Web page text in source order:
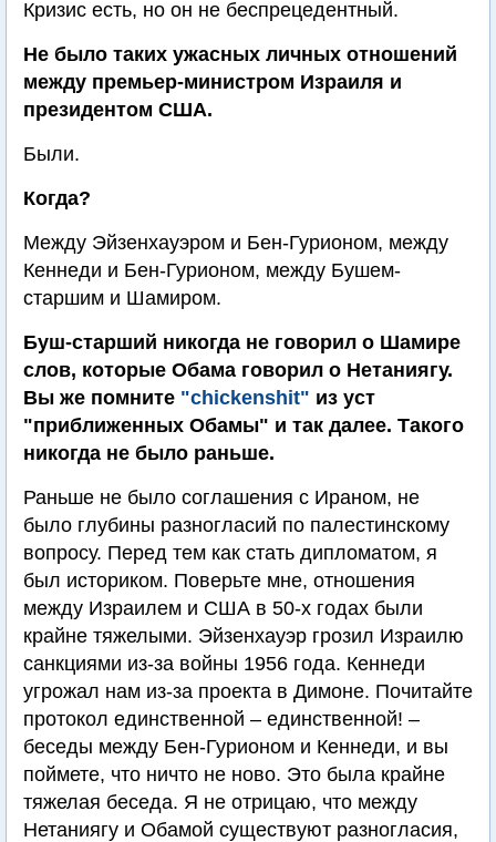
Кризис есть, но он не беспрецедентный.
Не было таких ужасных личных отношений
между премьер-министром Израиля и
президентом США.
Были.
Когда?
Между Эйзенхауэром и Бен-Гурионом, между
Кеннеди и Бен-Гурионом, между Бушем-
старшим и Шамиром.
Буш-старший никогда не говорил о Шамире
слов, которые Обама говорил о Нетаниягу.
Вы же помните "chickenshit" из уст
"приближенных Обамы" и так далее. Такого
никогда не было раньше.
Раньше не было соглашения с Ираном, не
было глубины разногласий по палестинскому
вопросу. Перед тем как стать дипломатом, я
был историком. Поверьте мне, отношения
между Израилем и США в 50-х годах были
крайне тяжелыми. Эйзенхауэр грозил Израилю
санкциями из-за войны 1956 года. Кеннеди
угрожал нам из-за проекта в Димоне. Почитайте
протокол единственной – единственной! –
беседы между Бен-Гурионом и Кеннеди, и вы
поймете, что ничто не ново. Это была крайне
тяжелая беседа. Я не отрицаю, что между
Нетаниягу и Обамой существуют разногласия,